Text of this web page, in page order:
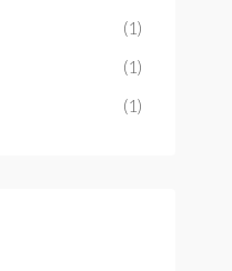
(1)
(1)
(1)